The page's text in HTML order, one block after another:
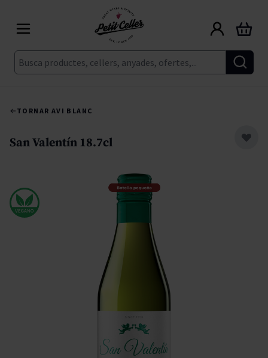
Cerca
Cart
TORNAR AVI BLANC
San Valentín 18.7cl